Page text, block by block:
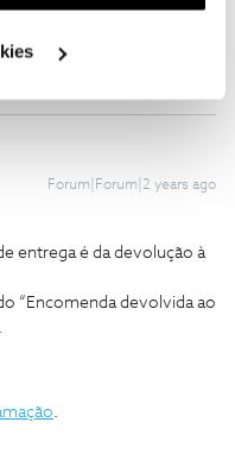
"Configurar
Forum|Forum|2 years ago
entrega é da devolução à
“Encomenda devolvida ao
.